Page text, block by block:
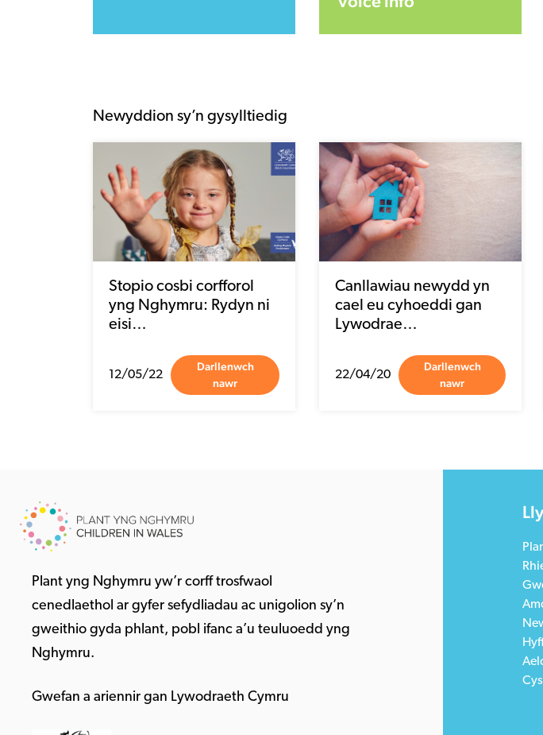
Newyddion sy’n gysylltiedig
Stopio cosbi corfforol
yng Nghymru: Rydyn ni
eisi…
12/05/22
Darllenwch
nawr
Canllawiau newydd yn
cael eu cyhoeddi gan
Lywodrae…
22/04/20
Darllenwch
nawr
Plant yng Nghymru yw’r corff trosfwaol
cenedlaethol ar gyfer sefydliadau ac unigolion sy’n
gweithio gyda phlant, pobl ifanc a’u teuluoedd yng
Nghymru.
Gwefan a ariennir gan Lywodraeth Cymru